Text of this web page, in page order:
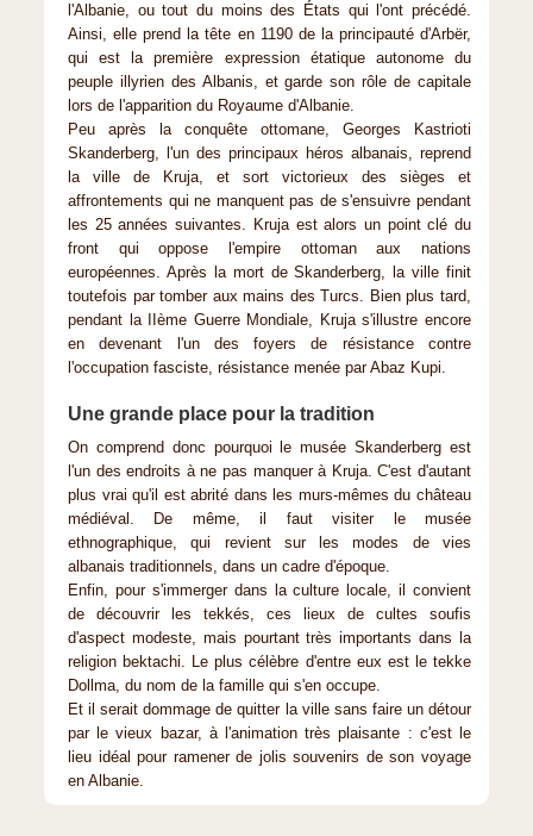
l'Albanie, ou tout du moins des États qui l'ont précédé.
Ainsi, elle prend la tête en 1190 de la principauté d'Arbër,
qui est la première expression étatique autonome du
peuple illyrien des Albanis, et garde son rôle de capitale
lors de l'apparition du Royaume d'Albanie.
Peu après la conquête ottomane, Georges Kastrioti
Skanderberg, l'un des principaux héros albanais, reprend
la ville de Kruja, et sort victorieux des sièges et
affrontements qui ne manquent pas de s'ensuivre pendant
les 25 années suivantes. Kruja est alors un point clé du
front qui oppose l'empire ottoman aux nations
européennes. Après la mort de Skanderberg, la ville finit
toutefois par tomber aux mains des Turcs. Bien plus tard,
pendant la IIème Guerre Mondiale, Kruja s'illustre encore
en devenant l'un des foyers de résistance contre
l'occupation fasciste, résistance menée par Abaz Kupi.
Une grande place pour la tradition
On comprend donc pourquoi le musée Skanderberg est
l'un des endroits à ne pas manquer à Kruja. C'est d'autant
plus vrai qu'il est abrité dans les murs-mêmes du château
médiéval. De même, il faut visiter le musée
ethnographique, qui revient sur les modes de vies
albanais traditionnels, dans un cadre d'époque.
Enfin, pour s'immerger dans la culture locale, il convient
de découvrir les tekkés, ces lieux de cultes soufis
d'aspect modeste, mais pourtant très importants dans la
religion bektachi. Le plus célèbre d'entre eux est le tekke
Dollma, du nom de la famille qui s'en occupe.
Et il serait dommage de quitter la ville sans faire un détour
par le vieux bazar, à l'animation très plaisante : c'est le
lieu idéal pour ramener de jolis souvenirs de son voyage
en Albanie.